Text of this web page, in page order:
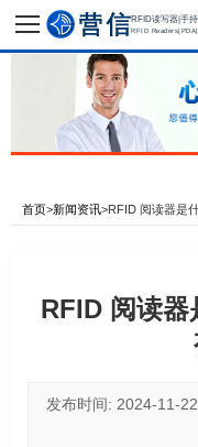
RFID读写器|手
RFID
首页>新闻资讯>RFID 阅读器是
RFID 阅读
发布时间: 2024-11-